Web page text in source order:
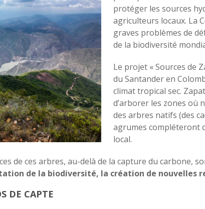
protéger les sources
agriculteurs locaux. La
graves problèmes de
de la biodiversité
Le projet « Sources de
du Santander en
climat tropical sec.
d’arborer les zones où
des arbres natifs (des
agrumes compléteront
local.
de ces arbres, au-delà de la capture du carbone,
de la biodiversité, la création de nouvelles
DE CAPTE